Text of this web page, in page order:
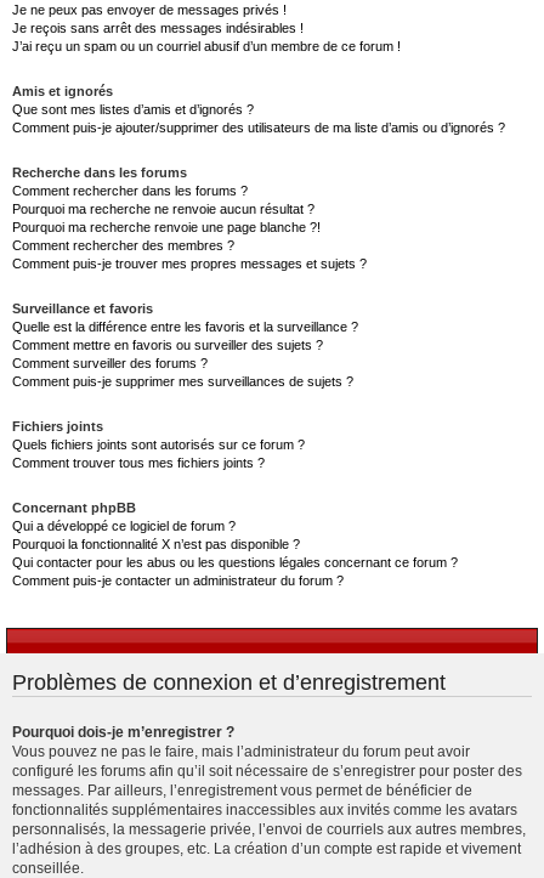
Je ne peux pas envoyer de messages privés !
Je reçois sans arrêt des messages indésirables !
J’ai reçu un spam ou un courriel abusif d’un membre de ce forum !
Amis et ignorés
Que sont mes listes d’amis et d’ignorés ?
Comment puis-je ajouter/supprimer des utilisateurs de ma liste d’amis ou d’ignorés ?
Recherche dans les forums
Comment rechercher dans les forums ?
Pourquoi ma recherche ne renvoie aucun résultat ?
Pourquoi ma recherche renvoie une page blanche ?!
Comment rechercher des membres ?
Comment puis-je trouver mes propres messages et sujets ?
Surveillance et favoris
Quelle est la différence entre les favoris et la surveillance ?
Comment mettre en favoris ou surveiller des sujets ?
Comment surveiller des forums ?
Comment puis-je supprimer mes surveillances de sujets ?
Fichiers joints
Quels fichiers joints sont autorisés sur ce forum ?
Comment trouver tous mes fichiers joints ?
Concernant phpBB
Qui a développé ce logiciel de forum ?
Pourquoi la fonctionnalité X n’est pas disponible ?
Qui contacter pour les abus ou les questions légales concernant ce forum ?
Comment puis-je contacter un administrateur du forum ?
Problèmes de connexion et d’enregistrement
Pourquoi dois-je m’enregistrer ?
Vous pouvez ne pas le faire, mais l’administrateur du forum peut avoir
configuré les forums afin qu’il soit nécessaire de s’enregistrer pour poster des
messages. Par ailleurs, l’enregistrement vous permet de bénéficier de
fonctionnalités supplémentaires inaccessibles aux invités comme les avatars
personnalisés, la messagerie privée, l’envoi de courriels aux autres membres,
l’adhésion à des groupes, etc. La création d’un compte est rapide et vivement
conseillée.